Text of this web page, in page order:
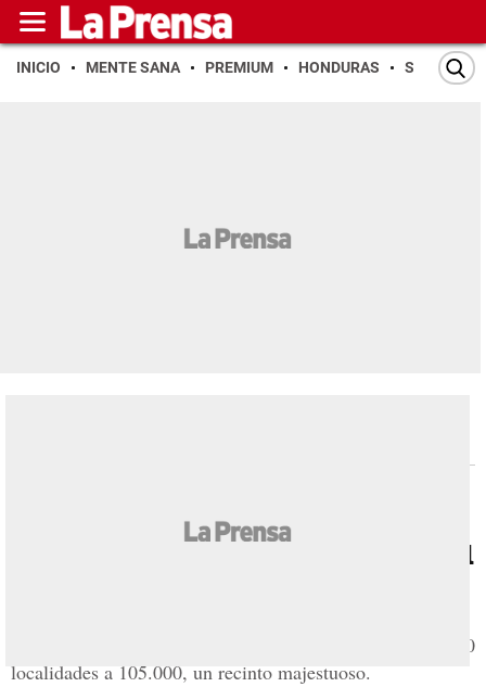
INICIO MENTE SANA PREMIUM HONDURAS SAN PEDRO
Barcelona reformará casi
por completo el Camp Nou
Se aumentará la capacidad del coliseo azulgrana de 99.350
localidades a 105.000, un recinto majestuoso.